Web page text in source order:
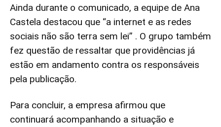
Ainda durante o comunicado, a equipe de Ana
Castela destacou que “a internet e as redes
sociais não são terra sem lei” . O grupo também
fez questão de ressaltar que providências já
estão em andamento contra os responsáveis
pela publicação.
Para concluir, a empresa afirmou que
continuará acompanhando a situação e